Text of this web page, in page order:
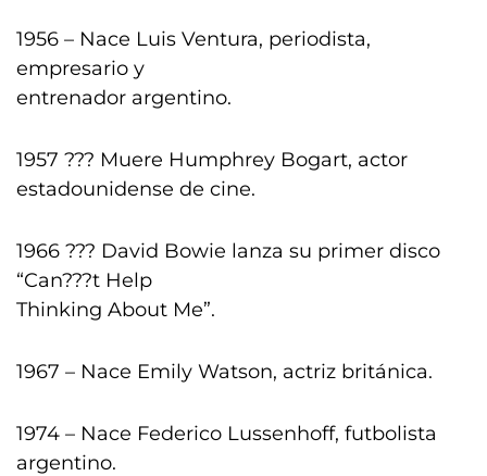
1956 – Nace Luis Ventura, periodista,
empresario y
entrenador argentino.
1957 ??? Muere Humphrey Bogart, actor
estadounidense de cine.
1966 ??? David Bowie lanza su primer disco
“Can???t Help
Thinking About Me”.
1967 – Nace Emily Watson, actriz británica.
1974 – Nace Federico Lussenhoff, futbolista
argentino.